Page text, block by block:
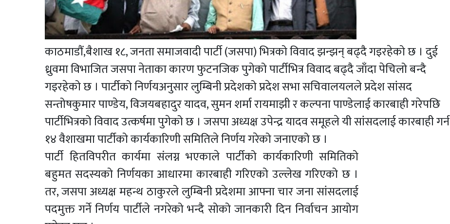
काठमाडौं,बैशाख १८,जनता समाजवादी पार्टी (जसपा) भित्रको विवाद झन्झन् बढ्दै गइरहेको छ । दुई
ध्रुवमा विभाजित जसपा नेताका कारण फुटनजिक पुगेको पार्टीभित्र विवाद बढ्दै जाँदा पेचिलो बन्दै
गइरहेको छ । पार्टीको निर्णयअनुसार लुम्बिनी प्रदेशको प्रदेश सभा सचिवालयलले प्रदेश सांसद
सन्तोषकुमार पाण्डेय, विजयबहादुर यादव, सुमन शर्मा रायमाझी र कल्पना पाण्डेलाई कारबाही गरेपछि
पार्टीभित्रको विवाद उत्कर्षमा पुगेको छ । जसपा अध्यक्ष उपेन्द्र यादव समूहले यी सांसदलाई कारबाही गर्न
१४ वैशाखमा पार्टीको कार्यकारिणी समितिले निर्णय गरेको जनाएको छ ।
पार्टी हितविपरीत कार्यमा संलग्न भएकाले पार्टीको कार्यकारिणी समितिको
बहुमत सदस्यको निर्णयका आधारमा कारबाही गरिएको उल्लेख गरिएको छ ।
तर, जसपा अध्यक्ष महन्थ ठाकुरले लुम्बिनी प्रदेशमा आफ्ना चार जना सांसदलाई
पदमुक्त गर्ने निर्णय पार्टीले नगरेको भन्दै सोको जानकारी दिन निर्वाचन आयोग